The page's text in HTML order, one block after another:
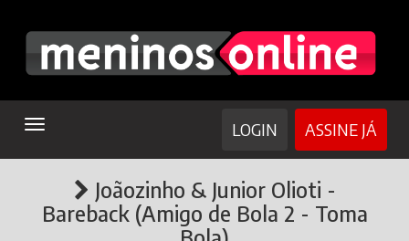
TOGGLE
ASSINE JÁ
LOGIN
Joãozinho & Junior Olioti -
Bareback (Amigo de Bola 2 - Toma